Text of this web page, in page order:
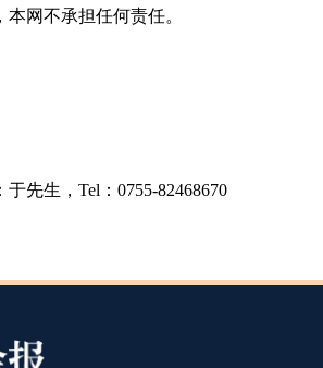
网不承担任何责任。
先生，Tel：0755-82468670